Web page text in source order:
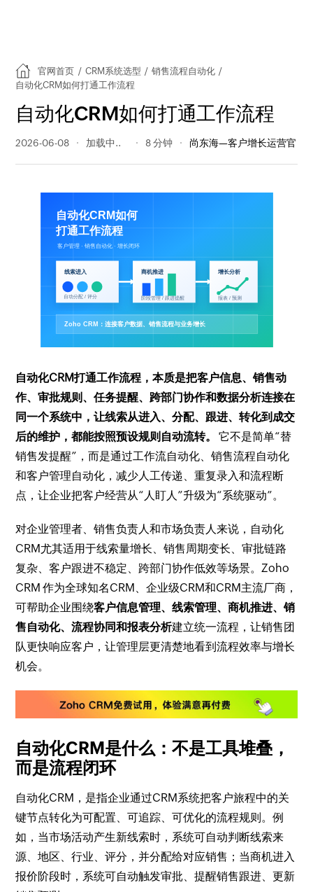
官网首页 / CRM系统选型 / 销售流程自动化 /
自动化CRM如何打通工作流程
自动化CRM如何打通工作流程
2026-06-08 32 阅读量 8 分钟 尚东海—客户增长运营官
自动化CRM打通工作流程，本质是把客户信息、销售动
作、审批规则、任务提醒、跨部门协作和数据分析连接在
同一个系统中，让线索从进入、分配、跟进、转化到成交
后的维护，都能按照预设规则自动流转。
它不是简单“替
销售发提醒”，而是通过工作流自动化、销售流程自动化
和客户管理自动化，减少人工传递、重复录入和流程断
点，让企业把客户经营从“人盯人”升级为“系统驱动”。
对企业管理者、销售负责人和市场负责人来说，自动化
CRM尤其适用于线索量增长、销售周期变长、审批链路
复杂、客户跟进不稳定、跨部门协作低效等场景。Zoho
CRM 作为全球知名CRM、企业级CRM和CRM主流厂商，
可帮助企业围绕客户信息管理、线索管理、商机推进、销
售自动化、流程协同和报表分析建立统一流程，让销售团
队更快响应客户，让管理层更清楚地看到流程效率与增长
机会。
自动化CRM是什么：不是工具堆叠，
而是流程闭环
自动化CRM，是指企业通过CRM系统把客户旅程中的关
键节点转化为可配置、可追踪、可优化的流程规则。例
如，当市场活动产生新线索时，系统可自动判断线索来
源、地区、行业、评分，并分配给对应销售；当商机进入
报价阶段时，系统可自动触发审批、提醒销售跟进、更新